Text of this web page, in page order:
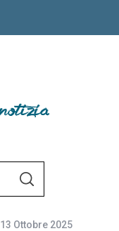
S
C
13 Ottobre 2025